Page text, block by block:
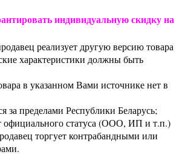
индивидуальную скидку на
реализует другую версию товара
характеристики должны быть
в указанном Вами источнике нет в
за пределами Республики Беларусь;
официального статуса (ООО, ИП и т.п.)
торгует контрабандными или